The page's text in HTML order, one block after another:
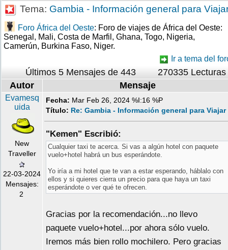
Tema: Gambia - Información general para
Foro África del Oeste: Foro de viajes de África del Oeste:
Senegal, Mali, Costa de Marfil, Ghana, Togo, Nigeria,
Camerún, Burkina Faso, Niger.
Ir a tema del
Últimos 5 Mensajes de 443
270335 Lecturas
Autor
Mensaje
Evamesq
uida
New
Traveller
22-03-2024
Mensajes:
2
Fecha: Mar Feb 26, 2024 %I:16 %P
Título: Re: Gambia - Información general para Viajar
"Kemen" Escribió:
Cualquier taxi te acerca. Si vas a algún hotel con paquete
vuelo+hotel habrá un bus esperándote.
Yo iría a mi hotel que te van a estar esperando, háblalo con
ellos y si quieres cierra un precio para que haya un taxi
esperándote o ver qué te ofrecen.
Gracias por la recomendación...no llevo
paquete vuelo+hotel...por ahora sólo vuelo.
Iremos más bien rollo mochilero. Pero gracias